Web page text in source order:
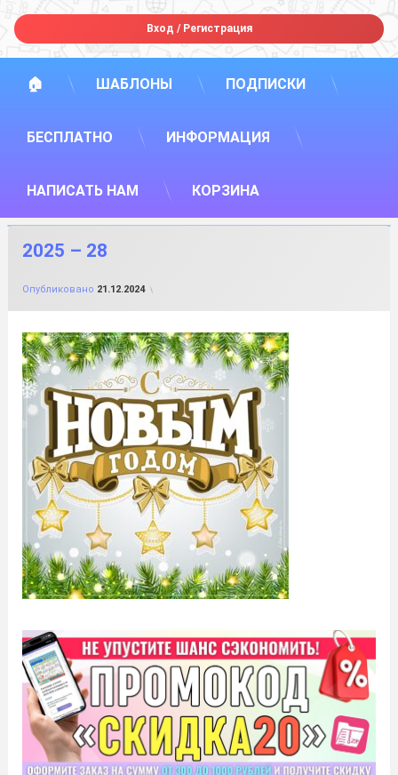
Вход /Регистрация
🏠 ШАБЛОНЫ ПОДПИСКИ
БЕСПЛАТНО ИНФОРМАЦИЯ
НАПИСАТЬ НАМ КОРЗИНА
2025 – 28
Опубликовано 21.12.2024